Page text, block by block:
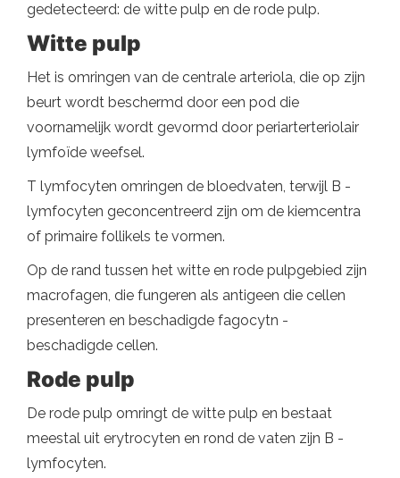
gedetecteerd: de witte pulp en de rode pulp.
Witte pulp
Het is omringen van de centrale arteriola, die op zijn
beurt wordt beschermd door een pod die
voornamelijk wordt gevormd door periarterteriolair
lymfoïde weefsel.
T lymfocyten omringen de bloedvaten, terwijl B -
lymfocyten geconcentreerd zijn om de kiemcentra
of primaire follikels te vormen.
Op de rand tussen het witte en rode pulpgebied zijn
macrofagen, die fungeren als antigeen die cellen
presenteren en beschadigde fagocytn -
beschadigde cellen.
Rode pulp
De rode pulp omringt de witte pulp en bestaat
meestal uit erytrocyten en rond de vaten zijn B -
lymfocyten.